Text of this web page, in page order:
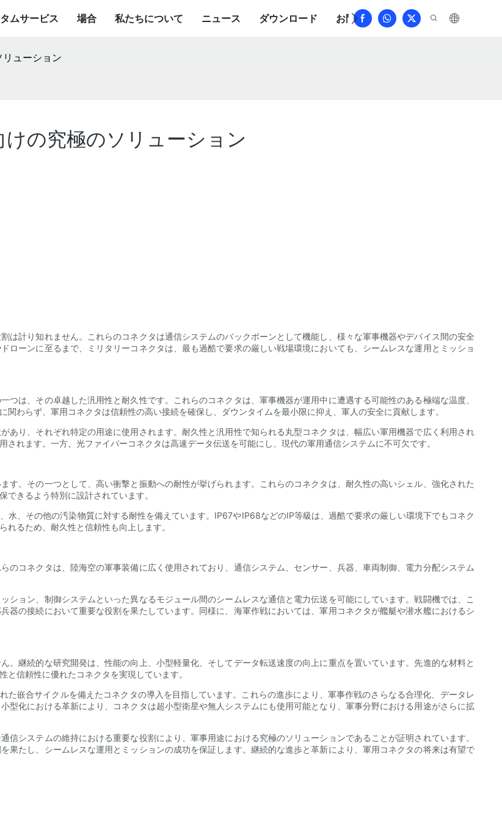
ムサービス 場合 私たちについて ニュース ダウンロード お問い合わせ よくある質問
ューション
の究極のソリューション
は計り知れません。これらのコネクタは通信システムのバックボーンとして機能し、様々な軍事機器やデバイス間の安全
ローンに至るまで、ミリタリーコネクタは、最も過酷で要求の厳しい戦場環境においても、シームレスな運用とミッショ
は、その卓越した汎用性と耐久性です。これらのコネクタは、軍事機器が運用中に遭遇する可能性のある極端な温度、
わらず、軍用コネクタは信頼性の高い接続を確保し、ダウンタイムを最小限に抑え、軍人の安全に貢献します。
あり、それぞれ特定の用途に使用されます。耐久性と汎用性で知られる丸型コネクタは、幅広い軍用機器で広く利用され
れます。一方、光ファイバーコネクタは高速データ伝送を可能にし、現代の軍用通信システムに不可欠です。
す。その一つとして、高い衝撃と振動への耐性が挙げられます。これらのコネクタは、耐久性の高いシェル、強化された
きるよう特別に設計されています。
水、その他の汚染物質に対する耐性を備えています。IP67やIP68などのIP等級は、過酷で要求の厳しい環境下でもコネク
るため、耐久性と信頼性も向上します。
のコネクタは、陸海空の軍事装備に広く使用されており、通信システム、センサー、兵器、車両制御、電力分配システム
ョン、制御システムといった異なるモジュール間のシームレスな通信と電力伝送を可能にしています。戦闘機では、こ
器の接続において重要な役割を果たしています。同様に、海軍作戦においては、軍用コネクタが艦艇や潜水艦におけるシ
。継続的な研究開発は、性能の向上、小型軽量化、そしてデータ転送速度の向上に重点を置いています。先進的な材料と
信頼性に優れたコネクタを実現しています。
た嵌合サイクルを備えたコネクタの導入を目指しています。これらの進歩により、軍事作戦のさらなる合理化、データレ
型化における革新により、コネクタは超小型衛星や無人システムにも使用可能となり、軍事分野における用途がさらに拡
システムの維持における重要な役割により、軍事用途における究極のソリューションであることが証明されています。
果たし、シームレスな運用とミッションの成功を保証します。継続的な進歩と革新により、軍用コネクタの将来は有望で